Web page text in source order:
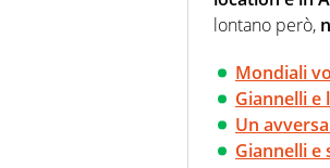
lontano però,
Mondiali
Giannelli e
Un
Giannelli e